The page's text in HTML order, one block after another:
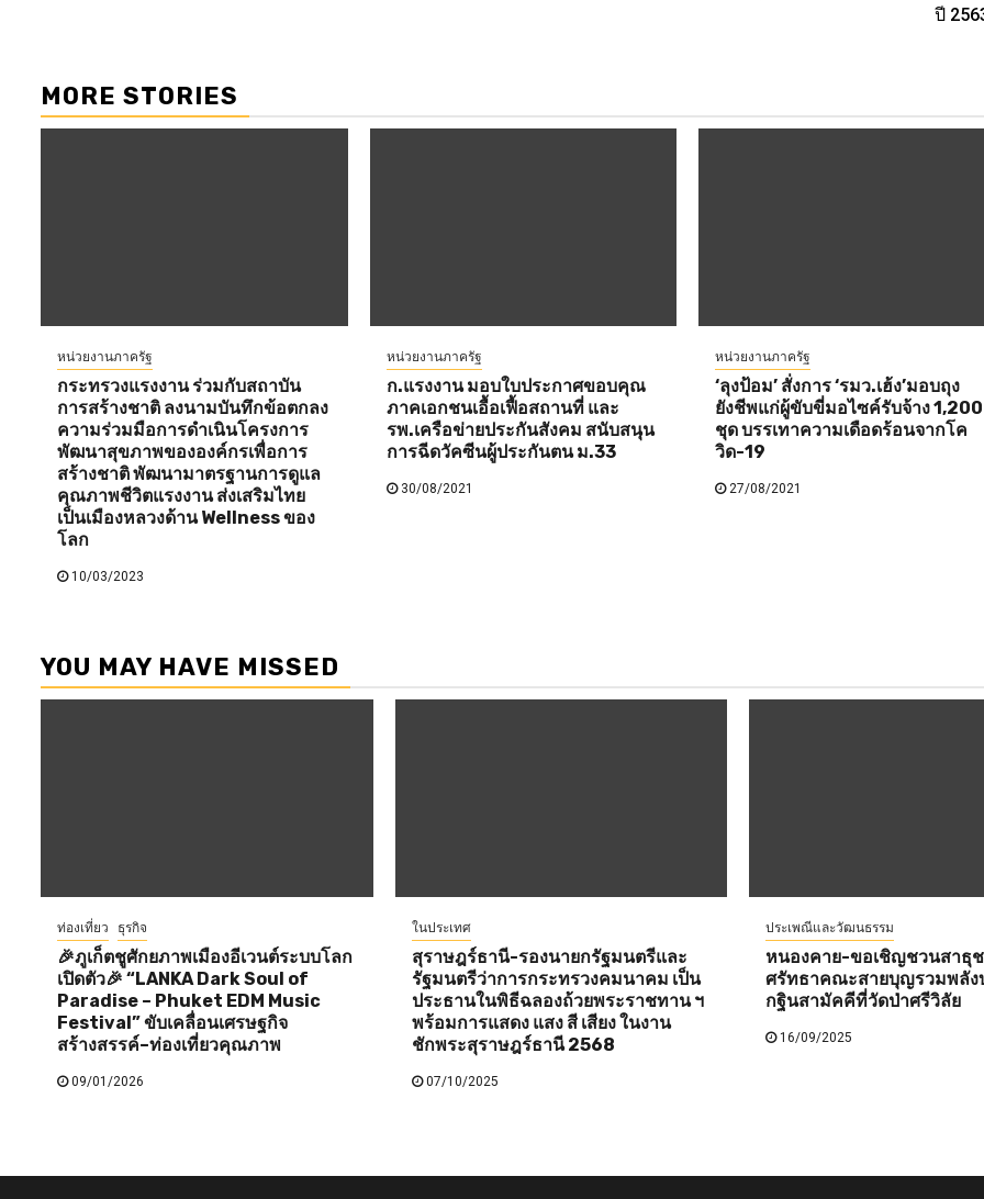
ปี
MORE STORIES
หน่วยงานภาครัฐ
กระทรวงแรงงาน ร่วมกับสถาบัน
การสร้างชาติ ลงนามบันทึกข้อตกลง
ความร่วมมือการดำเนินโครงการ
พัฒนาสุขภาพขององค์กรเพื่อการ
สร้างชาติ พัฒนามาตรฐานการดูแล
คุณภาพชีวิตแรงงาน ส่งเสริมไทย
เป็นเมืองหลวงด้าน Wellness ของ
โลก
10/03/2023
หน่วยงานภาครัฐ
ก.แรงงาน มอบใบประกาศขอบคุณ
ภาคเอกชนเอื้อเฟื้อสถานที่ และ
รพ.เครือข่ายประกันสังคม สนับสนุน
การฉีดวัคซีนผู้ประกันตน ม.33
30/08/2021
หน่วยงานภาครัฐ
‘ลุงป้อม’ สั่งการ ‘รมว.เฮ้ง’มอบถุง
ยังชีพแก่ผู้ขับขี่มอไซค์รับจ้าง 1,200
ชุด บรรเทาความเดือดร้อนจากโค
วิด-19
27/08/2021
YOU MAY HAVE MISSED
ท่องเที่ยว ธุรกิจ
🎉ภูเก็ตชูศักยภาพเมืองอีเวนต์ระบบโลก
เปิดตัว🎉 “LANKA Dark Soul of
Paradise – Phuket EDM Music
Festival” ขับเคลื่อนเศรษฐกิจ
สร้างสรรค์–ท่องเที่ยวคุณภาพ
09/01/2026
ในประเทศ
สุราษฎร์ธานี-รองนายกรัฐมนตรีและ
รัฐมนตรีว่าการกระทรวงคมนาคม เป็น
ประธานในพิธีฉลองถ้วยพระราชทาน ฯ
พร้อมการแสดง แสง สี เสียง ในงาน
ชักพระสุราษฎร์ธานี 2568
07/10/2025
ประเพณีและวัฒนธรรม
หนองคาย-ขอเชิญชวนสาธุ
ศรัทธาคณะสายบุญรวมพลั
กฐินสามัคคีที่วัดป่าศรีวิลัย
16/09/2025